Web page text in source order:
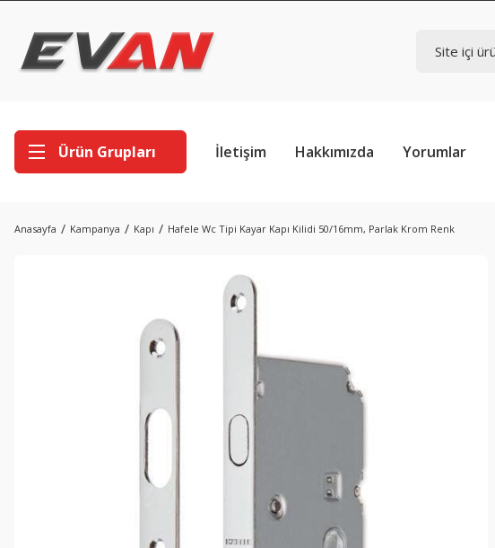
Ürün Grupları İletişim Hakkımızda Yorumlar
Anasayfa Kampanya Kapı Hafele Wc Tipi Kayar Kapı Kilidi 50/16mm, Parlak Krom Renk